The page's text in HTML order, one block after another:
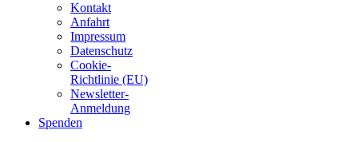
Kontakt
Anfahrt
Impressum
Datenschutz
Cookie-
Richtlinie (EU)
Newsletter-
Anmeldung
Spenden